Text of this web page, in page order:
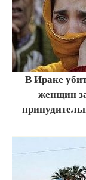
В Ираке
женщин